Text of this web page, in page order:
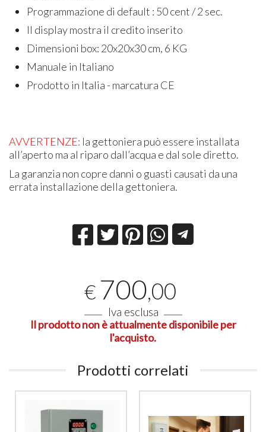
Programmazione di default : 50 cent / 2 sec.
Il display mostra il credito inserito
Dimensioni box: 20x20x30 cm, 6 KG
Manuale in Italiano
Prodotto in Italia - marcatura CE
AVVERTENZE: la gettoniera può essere installata
all’aperto ma al riparo dall’acqua e dal sole diretto.
La garanzia non copre danni o guasti causati da una
errata installazione della gettoniera.
€ 700,00
Iva esclusa
Il prodotto non è attualmente disponibile per
l'acquisto.
Prodotti correlati